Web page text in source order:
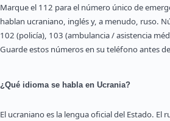
Marque el 112 para el número único de
hablan ucraniano, inglés y, a menudo, ruso.
102 (policía), 103 (ambulancia / asistencia
Guarde estos números en su teléfono antes
¿Qué idioma se habla en Ucrania?
El ucraniano es la lengua oficial del Estado. El